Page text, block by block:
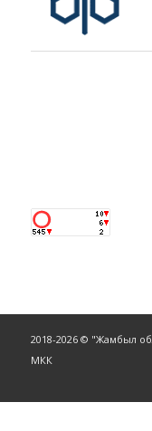
2018-2026 © "Жамбыл
МКК